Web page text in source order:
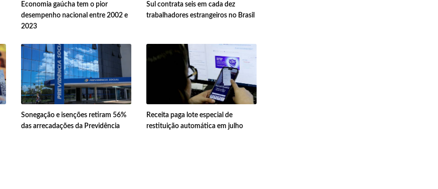
Economia gaúcha tem o pior
desempenho nacional entre 2002 e
2023
Sul contrata seis em cada dez
trabalhadores estrangeiros no Brasil
Sonegação e isenções retiram 56%
das arrecadações da Previdência
Receita paga lote especial de
restituição automática em julho